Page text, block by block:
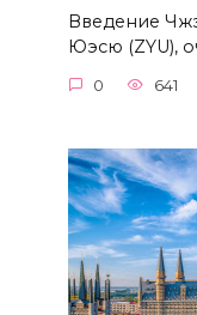
Введение
Юэсю (ZYU),
0 641